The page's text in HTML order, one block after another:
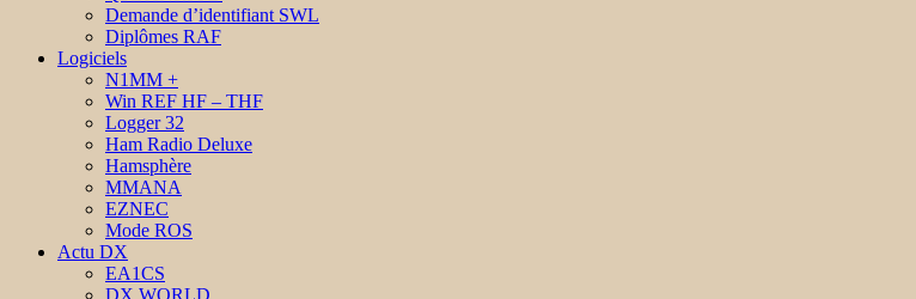
Demande d’identifiant SWL
Diplômes RAF
Logiciels
N1MM +
Win REF HF – THF
Logger 32
Ham Radio Deluxe
Hamsphère
MMANA
EZNEC
Mode ROS
Actu DX
EA1CS
DX WORLD